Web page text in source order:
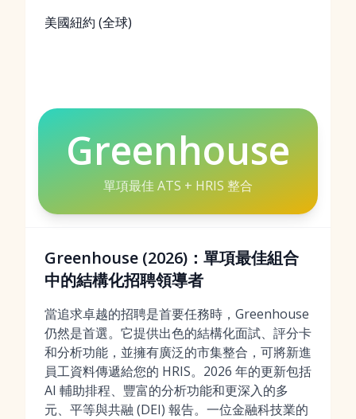
美國紐約 (全球)
Greenhouse
單項最佳 ATS + HRIS 整合
Greenhouse (2026)：單項最佳組合
中的結構化招聘領導者
當追求卓越的招聘是首要任務時，Greenhouse
仍然是首選。它提供出色的結構化面試、評分卡
和分析功能，並擁有廣泛的市集整合，可將新進
員工資料傳遞給您的 HRIS。2026 年的更新包括
AI 輔助排程、豐富的分析功能和更深入的多
元、平等與共融 (DEI) 報告。一位金融科技業的